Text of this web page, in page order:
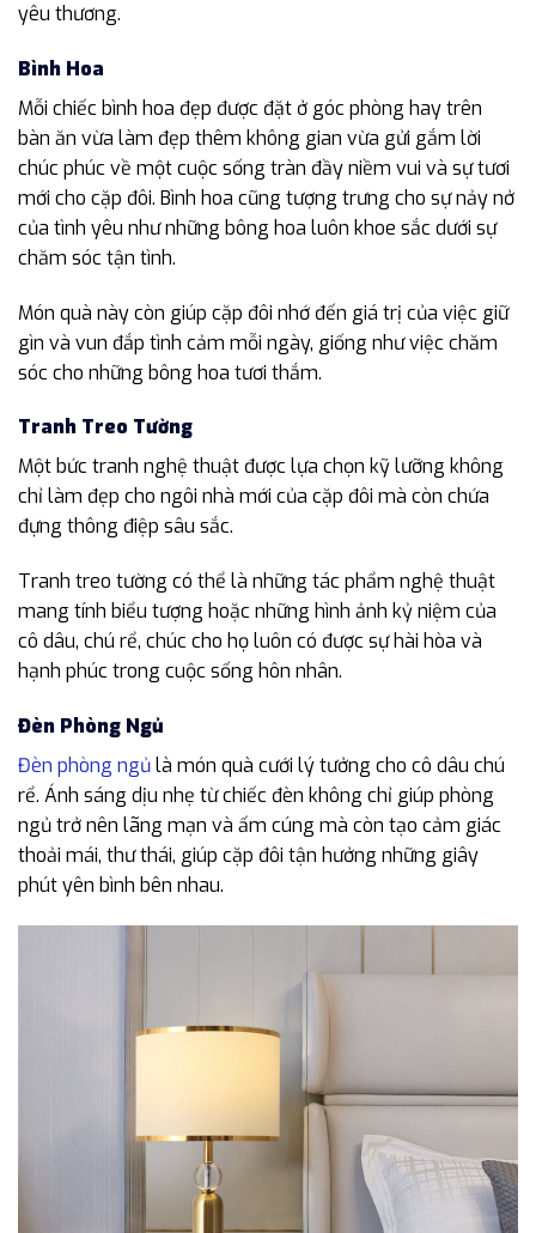
yêu thương.
Bình Hoa
Mỗi chiếc bình hoa đẹp được đặt ở góc phòng hay trên
bàn ăn vừa làm đẹp thêm không gian vừa gửi gắm lời
chúc phúc về một cuộc sống tràn đầy niềm vui và sự tươi
mới cho cặp đôi. Bình hoa cũng tượng trưng cho sự nảy nở
của tình yêu như những bông hoa luôn khoe sắc dưới sự
chăm sóc tận tình.
Món quà này còn giúp cặp đôi nhớ đến giá trị của việc giữ
gìn và vun đắp tình cảm mỗi ngày, giống như việc chăm
sóc cho những bông hoa tươi thắm.
Tranh Treo Tường
Một bức tranh nghệ thuật được lựa chọn kỹ lưỡng không
chỉ làm đẹp cho ngôi nhà mới của cặp đôi mà còn chứa
đựng thông điệp sâu sắc.
Tranh treo tường có thể là những tác phẩm nghệ thuật
mang tính biểu tượng hoặc những hình ảnh kỷ niệm của
cô dâu, chú rể, chúc cho họ luôn có được sự hài hòa và
hạnh phúc trong cuộc sống hôn nhân.
Đèn Phòng Ngủ
Đèn phòng ngủlà món quà cưới lý tưởng cho cô dâu chú
rể. Ánh sáng dịu nhẹ từ chiếc đèn không chỉ giúp phòng
ngủ trở nên lãng mạn và ấm cúng mà còn tạo cảm giác
thoải mái, thư thái, giúp cặp đôi tận hưởng những giây
phút yên bình bên nhau.